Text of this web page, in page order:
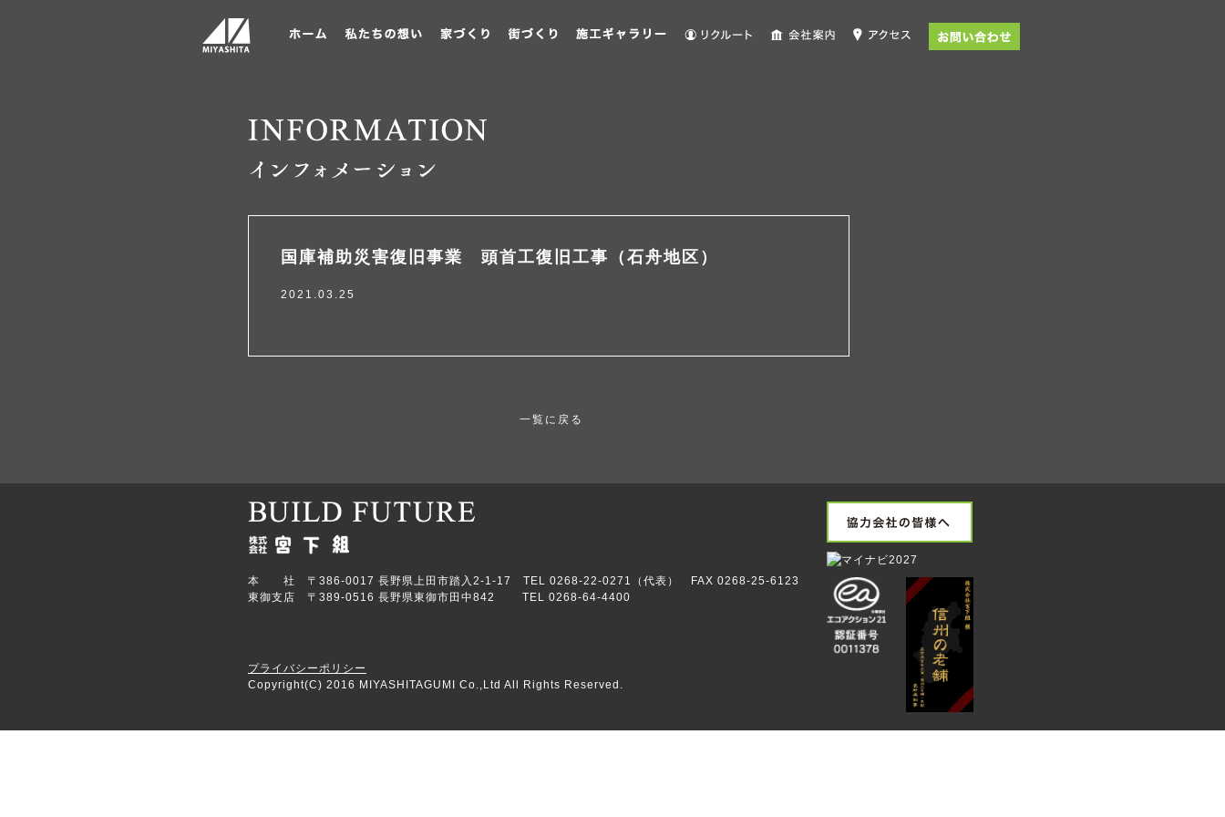
国庫補助災害復旧事業 頭首工復旧工事（石舟地区）
2021.03.25
一覧に戻る
本 社 〒386-0017 長野県上田市踏入2-1-17 TEL 0268-22-0271（代表） FAX 0268-25-6123
東御支店 〒389-0516 長野県東御市田中842 TEL 0268-64-4400
プライバシーポリシー
Copyright(C) 2016 MIYASHITAGUMI Co.,Ltd All Rights Reserved.